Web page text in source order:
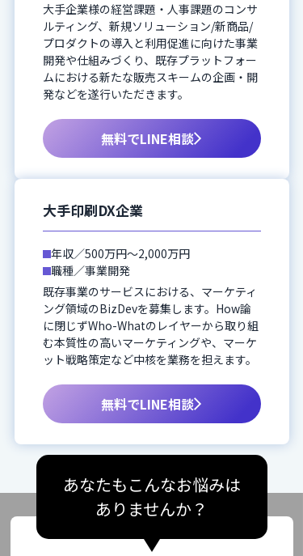
大手企業様の経営課題・人事課題のコンサ
ルティング、新規ソリューション/新商品/
プロダクトの導入と利用促進に向けた事業
開発や仕組みづくり、既存プラットフォー
ムにおける新たな販売スキームの企画・開
発などを遂行いただきます。
無料でLINE相談
大手印刷DX企業
年収／500万円〜2,000万円
職種／事業開発
既存事業のサービスにおける、マーケティ
ング領域のBizDevを募集します。How論
に閉じずWho-Whatのレイヤーから取り組
む本質性の高いマーケティングや、マーケ
ット戦略策定など中核を業務を担えます。
無料でLINE相談
あなたもこんなお悩みは
ありませんか？